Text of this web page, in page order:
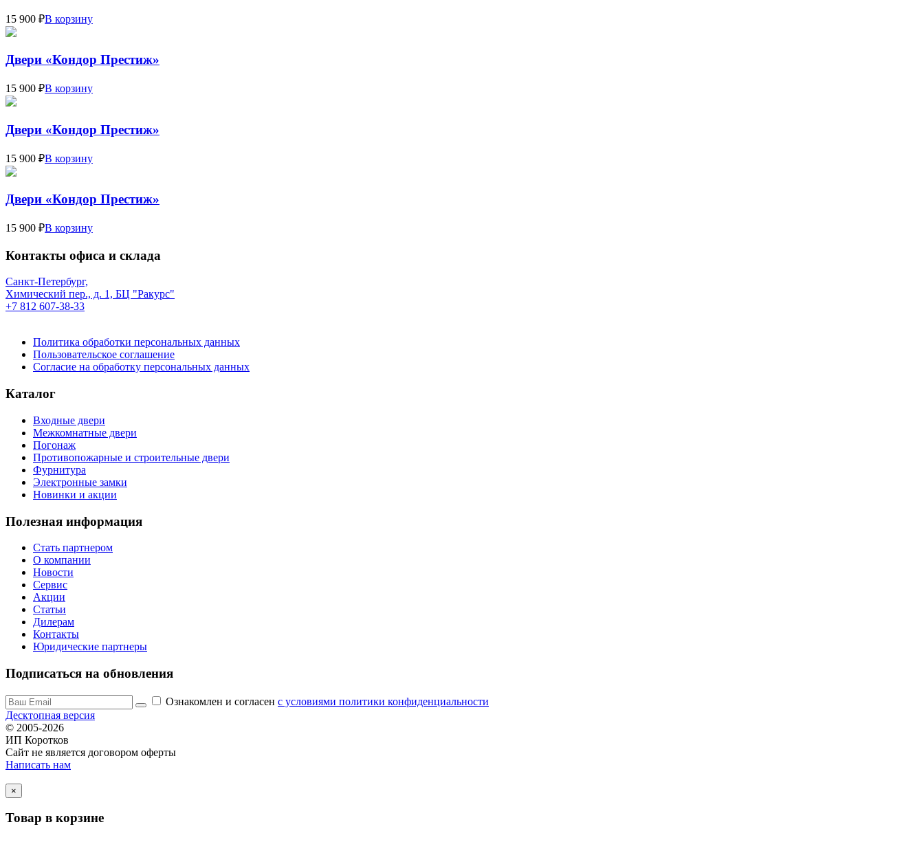
15 900 ₽В корзину
Двери «Кондор Престиж»
15 900 ₽В корзину
Двери «Кондор Престиж»
15 900 ₽В корзину
Двери «Кондор Престиж»
15 900 ₽В корзину
Контакты офиса и склада
Санкт-Петербург,
Химический пер., д. 1, БЦ "Ракурс"
+7 812 607-38-33
Политика обработки персональных данных
Пользовательское соглашение
Согласие на обработку персональных данных
Каталог
Входные двери
Межкомнатные двери
Погонаж
Противопожарные и строительные двери
Фурнитура
Электронные замки
Новинки и акции
Полезная информация
Стать партнером
О компании
Новости
Сервис
Акции
Статьи
Дилерам
Контакты
Юридические партнеры
Подписаться на обновления
Ознакомлен и согласен c условиями политики конфиденциальности
Десктопная версия
© 2005-2026
ИП Коротков
Сайт не является договором оферты
Написать нам
×
Товар в корзине